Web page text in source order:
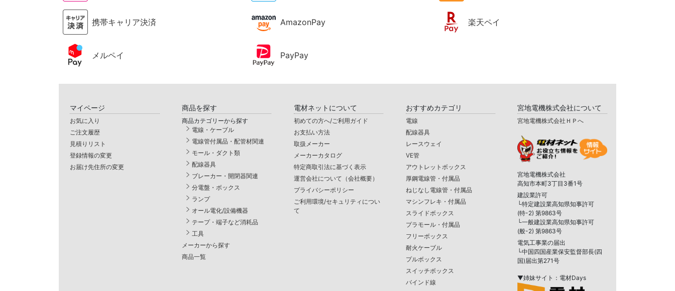
携帯キャリア決済 AmazonPay 楽天ペイ
メルペイ PayPay
マイページ
お気に入り
ご注文履歴
見積りリスト
登録情報の変更
お届け先住所の変更
商品を探す
商品カテゴリーから探す
電線・ケーブル
電線管付属品・配管材関連
モール・ダクト類
配線器具
ブレーカー・開閉器関連
分電盤・ボックス
ランプ
オール電化/設備機器
テープ・端子など消耗品
工具
メーカーから探す
商品一覧
電材ネットについて
初めての方へ/ご利用ガイド
お支払い方法
取扱メーカー
メーカーカタログ
特定商取引法に基づく表示
運営会社について（会社概要）
プライバシーポリシー
ご利用環境/セキュリティについ
て
おすすめカテゴリ
電線
配線器具
レースウェイ
VE管
アウトレットボックス
厚鋼電線管・付属品
ねじなし電線管・付属品
マシンフレキ・付属品
スライドボックス
プラモール・付属品
フリーボックス
耐火ケーブル
プルボックス
スイッチボックス
バインド線
宮地電機株式会社について
宮地電機株式会社ＨＰへ
宮地電機株式会社
高知市本町3丁目3番1号
建設業許可
└特定建設業高知県知事許可
(特-2) 第9863号
└一般建設業高知県知事許可
(般-2) 第9863号
電気工事業の届出
└中国四国産業保安監督部長(四
国)届出第271号
▼姉妹サイト：電材Days